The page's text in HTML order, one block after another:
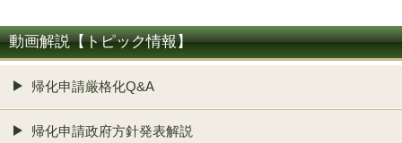
動画解説【トピック情報】
帰化申請厳格化Q&A
帰化申請政府方針発表解説